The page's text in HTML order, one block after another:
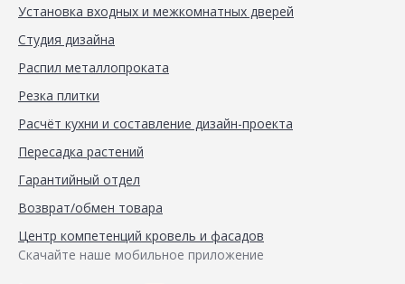
Установка входных и межкомнатных дверей
Студия дизайна
Распил металлопроката
Резка плитки
Расчёт кухни и составление дизайн-проекта
Пересадка растений
Гарантийный отдел
Возврат/обмен товара
Центр компетенций кровель и фасадов
Скачайте наше мобильное приложение